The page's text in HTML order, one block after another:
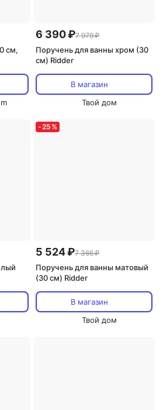
см,
6 390 ₽7 979 ₽
Поручень для ванны хром (30
см) Ridder
В магазин
Твой дом
-25 %
5 524 ₽7 366 ₽
Поручень для ванны матовый
(30 см) Ridder
В магазин
Твой дом